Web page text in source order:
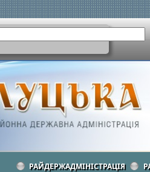
РАЙДЕРЖАДМІНІСТРАЦІЯ